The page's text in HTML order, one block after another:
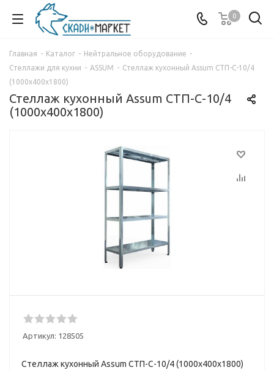
0
Главная - Каталог - Нейтральное оборудование -
Стеллажи для кухни - ASSUM - Стеллаж кухонный Assum СТП-С-10/4
(1000х400х1800)
Стеллаж кухонный Assum СТП-С-10/4
(1000х400х1800)
Артикул: 128505
Стеллаж кухонный Assum СТП-С-10/4 (1000х400х1800)